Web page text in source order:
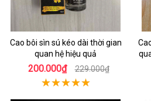
Cao bôi sìn sú kéo dài thời gian
quan hệ hiệu quả
200.000₫ 229.000₫